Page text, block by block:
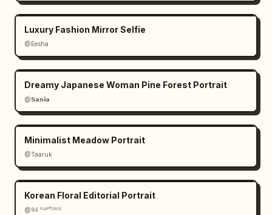
  }
}
Luxury Fashion Mirror Selfie
@Eesha
Dreamy Japanese Woman Pine Forest Portrait
@𝗦𝗮𝗻𝗶𝗮
Minimalist Meadow Portrait
@Taaruk
Korean Floral Editorial Portrait
@𝟡𝟜 ᴾᴸᴬʸᶠᴼᴿᴳᴱ